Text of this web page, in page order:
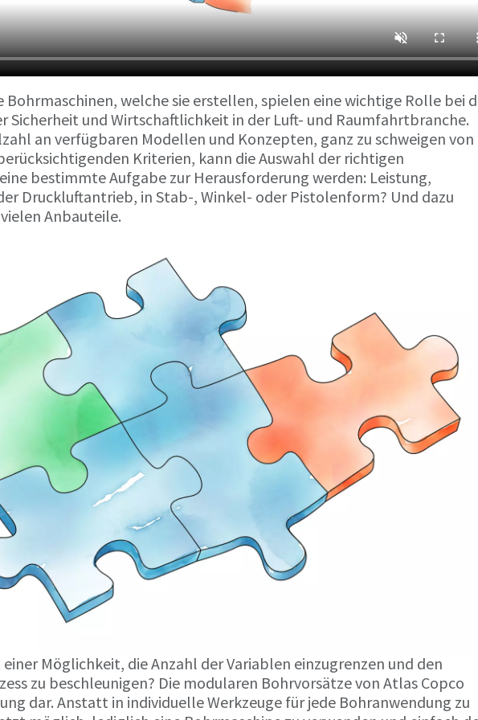
Bohrmaschinen, welche sie erstellen, spielen eine wichtige Rolle bei
Sicherheit und Wirtschaftlichkeit in der Luft- und Raumfahrtbranche.
an verfügbaren Modellen und Konzepten, ganz zu schweigen von
Kriterien, kann die Auswahl der richtigen
bestimmte Aufgabe zur Herausforderung werden: Leistung,
Druckluftantrieb, in Stab-, Winkel- oder Pistolenform? Und dazu
Anbauteile.
einer Möglichkeit, die Anzahl der Variablen einzugrenzen und den
zu beschleunigen? Die modularen Bohrvorsätze von Atlas Copco
dar. Anstatt in individuelle Werkzeuge für jede Bohranwendung zu